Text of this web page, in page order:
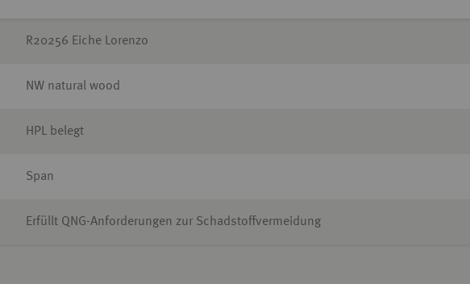
R20256 Eiche Lorenzo
NW natural wood
HPL belegt
Span
Erfüllt QNG-Anforderungen zur Schadstoffvermeidung